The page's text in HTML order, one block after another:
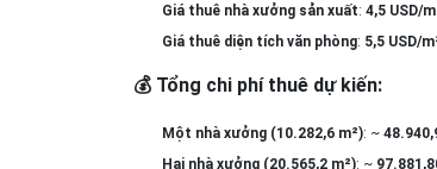
Giá thuê nhà xưởng sản xuất: 4,5 USD/
Giá thuê diện tích văn phòng: 5,5 USD/
💰 Tổng chi phí thuê dự kiến:
Một nhà xưởng (10.282,6 m²): ~
Hai nhà xưởng (20.565,2 m²): ~